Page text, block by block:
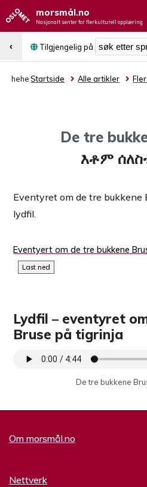
morsmål.no
Nasjonalt senter for flerkulturell opplæring
Tilgjengelig på
Søk etter
‹
hehe Startside Alle artikler
De tre
እቶም
Eventyret om de tre bukkene
lydfil.
Eventyert om de tre bukkene
Last ned
Lydfil – eventyret
Bruse på tigrinja
De tre bukkene
Om morsmål.no
Nettverk